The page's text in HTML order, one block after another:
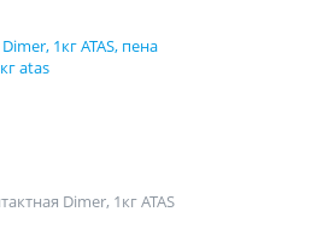
Dimer, 1кг ATAS